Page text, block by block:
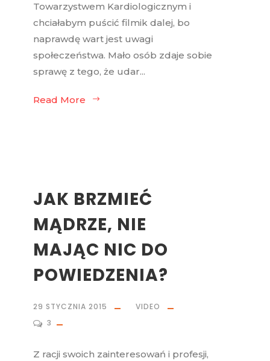
Towarzystwem Kardiologicznym i
chciałabym puścić filmik dalej, bo
naprawdę wart jest uwagi
społeczeństwa. Mało osób zdaje sobie
sprawę z tego, że udar...
Read More
JAK BRZMIEĆ
MĄDRZE, NIE
MAJĄC NIC DO
POWIEDZENIA?
29 STYCZNIA 2015
VIDEO
3
Z racji swoich zainteresowań i profesji,